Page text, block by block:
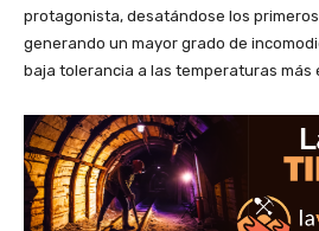
protagonista, desatándose los
generando un mayor grado de
baja tolerancia a las temperaturas más